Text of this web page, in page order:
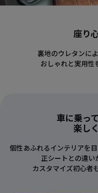
座り
裏地のウレタンに
おしゃれと実用性
車に乗っ
楽し
個性あふれるインテリアを
正シートとの違い
カスタマイズ初心者